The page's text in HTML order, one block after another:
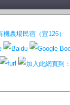
農場民宿（宜126）